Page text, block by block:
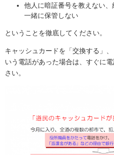
他人に暗証番号を教えない
一緒に保管しない
ということを徹底してください。
キャッシュカードを「交換する」
いう電話があった場合は、すぐに
さい。